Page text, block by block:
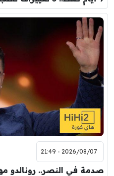
2026/08/07 - 21:49
صدمة في النصر.. رونالدو